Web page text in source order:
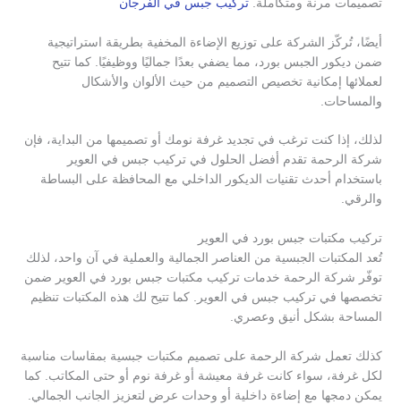
تصميمات مرنة ومتكاملة.تركيب جبس في الفرجان
أيضًا، تُركّز الشركة على توزيع الإضاءة المخفية بطريقة استراتيجية
ضمن ديكور الجبس بورد، مما يضفي بعدًا جماليًا ووظيفيًا. كما تتيح
لعملائها إمكانية تخصيص التصميم من حيث الألوان والأشكال
والمساحات.
لذلك، إذا كنت ترغب في تجديد غرفة نومك أو تصميمها من البداية، فإن
شركة الرحمة تقدم أفضل الحلول في تركيب جبس في العوير
باستخدام أحدث تقنيات الديكور الداخلي مع المحافظة على البساطة
والرقي.
تركيب مكتبات جبس بورد في العوير
تُعد المكتبات الجبسية من العناصر الجمالية والعملية في آن واحد، لذلك
توفّر شركة الرحمة خدمات تركيب مكتبات جبس بورد في العوير ضمن
تخصصها في تركيب جبس في العوير. كما تتيح لك هذه المكتبات تنظيم
المساحة بشكل أنيق وعصري.
كذلك تعمل شركة الرحمة على تصميم مكتبات جبسية بمقاسات مناسبة
لكل غرفة، سواء كانت غرفة معيشة أو غرفة نوم أو حتى المكاتب. كما
يمكن دمجها مع إضاءة داخلية أو وحدات عرض لتعزيز الجانب الجمالي.